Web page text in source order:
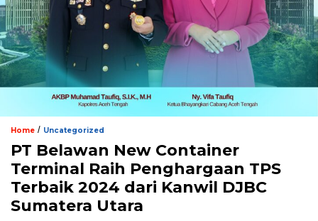
Home / Uncategorized
PT Belawan New Container
Terminal Raih Penghargaan TPS
Terbaik 2024 dari Kanwil DJBC
Sumatera Utara